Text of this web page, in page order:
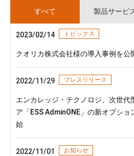
すべて 製品サービ
2023/02/14 トピックス
クオリカ株式会社様の導入事例を公
2022/11/29 プレスリリース
エンカレッジ・テクノロジ、次世代
ア「ESS AdminONE」の新オプシ
始
2022/11/01 お知らせ